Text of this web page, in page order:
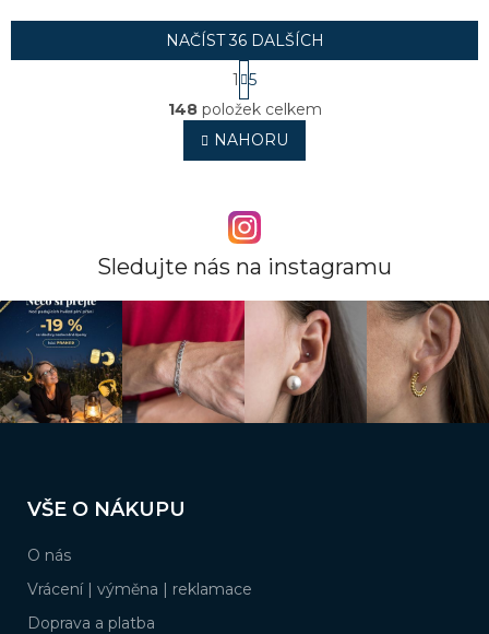
O
v
l
á
c
í
p
v
k
y
v
ý
p
i
NAČÍST 36 DALŠÍCH
S
t
r
á
n
k
á
n
1
5
148položek celkem
NAHORU
Sledujte nás na instagramu
pVŠE O NÁKUPU
O nás
Vrácení | výměna | reklamace
Doprava a platba